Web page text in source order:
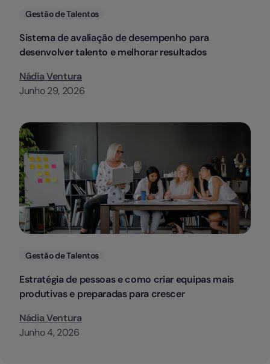
Categorias
Gestão de Talentos
Sistema de avaliação de desempenho para
desenvolver talento e melhorar resultados
Nádia Ventura
Junho 29, 2026
Categorias
Gestão de Talentos
Estratégia de pessoas e como criar equipas mais
produtivas e preparadas para crescer
Nádia Ventura
Junho 4, 2026